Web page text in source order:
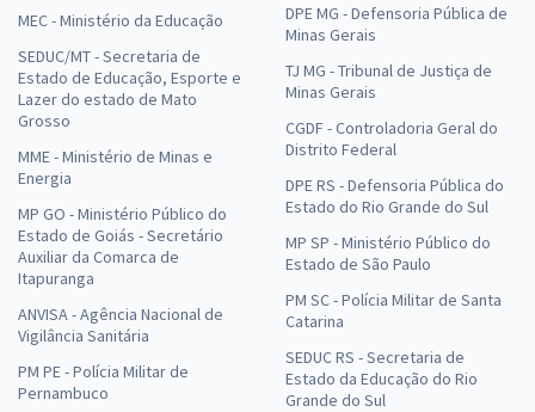
MEC - Ministério da Educação
SEDUC/MT - Secretaria de
Estado de Educação, Esporte e
Lazer do estado de Mato
Grosso
MME - Ministério de Minas e
Energia
MP GO - Ministério Público do
Estado de Goiás - Secretário
Auxiliar da Comarca de
Itapuranga
ANVISA - Agência Nacional de
Vigilância Sanitária
PM PE - Polícia Militar de
Pernambuco
DPE MG - Defensoria Pública de
Minas Gerais
TJ MG - Tribunal de Justiça de
Minas Gerais
CGDF - Controladoria Geral do
Distrito Federal
DPE RS - Defensoria Pública do
Estado do Rio Grande do Sul
MP SP - Ministério Público do
Estado de São Paulo
PM SC - Polícia Militar de Santa
Catarina
SEDUC RS - Secretaria de
Estado da Educação do Rio
Grande do Sul